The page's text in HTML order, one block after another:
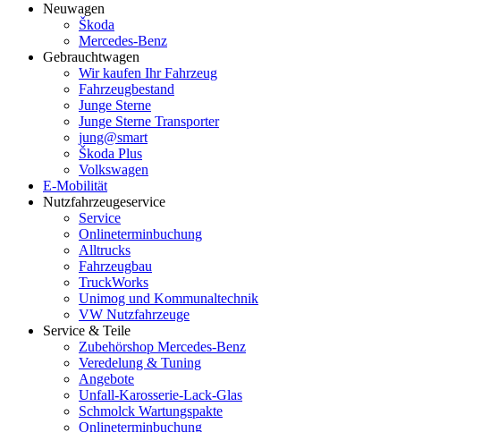
Neuwagen
Škoda
Mercedes-Benz
Gebrauchtwagen
Wir kaufen Ihr Fahrzeug
Fahrzeugbestand
Junge Sterne
Junge Sterne Transporter
jung@smart
Škoda Plus
Volkswagen
E-Mobilität
Nutzfahrzeugeservice
Service
Onlineterminbuchung
Alltrucks
Fahrzeugbau
TruckWorks
Unimog und Kommunaltechnik
VW Nutzfahrzeuge
Service & Teile
Zubehörshop Mercedes-Benz
Veredelung & Tuning
Angebote
Unfall-Karosserie-Lack-Glas
Schmolck Wartungspakte
Onlineterminbuchung